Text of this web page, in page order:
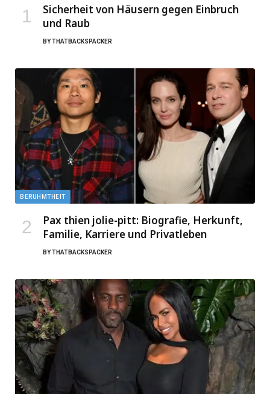
Sicherheit von Häusern gegen Einbruch
und Raub
BYTHATBACKSPACKER
BERUHMTHEIT
Pax thien jolie-pitt: Biografie, Herkunft,
Familie, Karriere und Privatleben
BYTHATBACKSPACKER